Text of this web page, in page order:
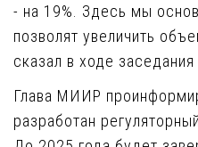
- на 19%. Здесь мы
позволят увеличить
сказал в ходе
Глава МИИР
разработан